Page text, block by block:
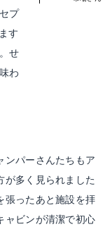
プ
す
せ
わ
ンパーさんたちもア
が多く見られました
張ったあと施設を拝
ャビンが清潔で初心